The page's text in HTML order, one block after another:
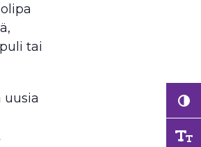
tai
uusia